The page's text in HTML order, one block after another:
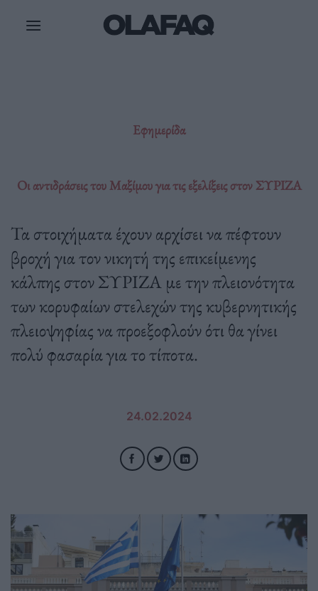
Εφημερίδα
Οι αντιδράσεις του Μαξίμου για τις εξελίξεις στον ΣΥΡΙΖΑ
Τα στοιχήματα έχουν αρχίσει να πέφτουν
βροχή για τον νικητή της επικείμενης
κάλπης στον ΣΥΡΙΖΑ με την πλειονότητα
των κορυφαίων στελεχών της κυβερνητικής
πλειοψηφίας να προεξοφλούν ότι θα γίνει
πολύ φασαρία για το τίποτα.
24.02.2024